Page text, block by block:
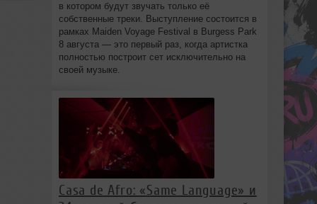
в котором будут звучать только её
собственные треки. Выступление состоится в
рамках Maiden Voyage Festival в Burgess Park
8 августа — это первый раз, когда артистка
полностью построит сет исключительно на
своей музыке.
Casa de Afro: «Same Language» и